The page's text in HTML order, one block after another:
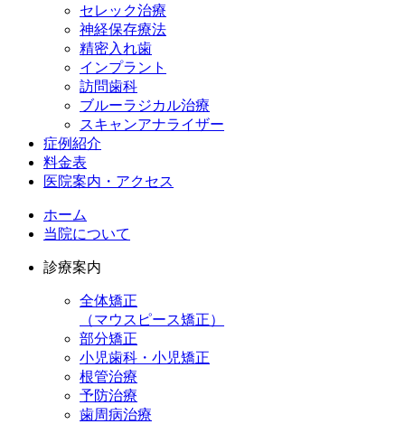
セレック治療
神経保存療法
精密入れ歯
インプラント
訪問歯科
ブルーラジカル治療
スキャンアナライザー
症例紹介
料金表
医院案内・アクセス
ホーム
当院について
診療案内
全体矯正
（マウスピース矯正）
部分矯正
小児歯科・小児矯正
根管治療
予防治療
歯周病治療